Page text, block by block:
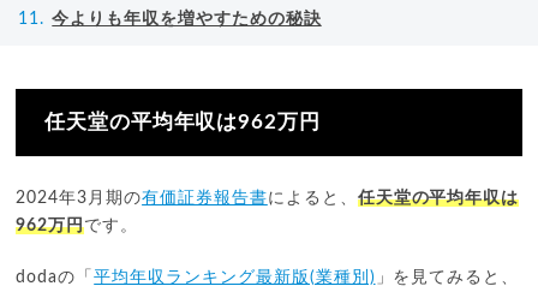
今よりも年収を増やすための秘訣
任天堂の平均年収は962万円
2024年3月期の有価証券報告書によると、 任天堂の平均年収は
962万円です。
dodaの「平均年収ランキング最新版(業種別) 」を見てみると、